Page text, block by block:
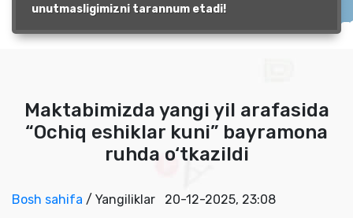
unutmasligimizni tarannum etadi!
Maktabimizda yangi yil arafasida
“Ochiq eshiklar kuni” bayramona
ruhda o‘tkazildi
Bosh sahifa / Yangiliklar 20-12-2025, 23:08